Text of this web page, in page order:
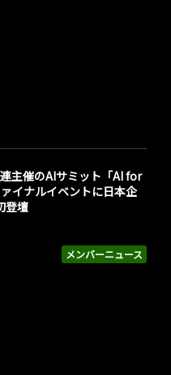
メンバーニュース
主催のAIサミット「AI for
イナルイベントに日本企
登壇